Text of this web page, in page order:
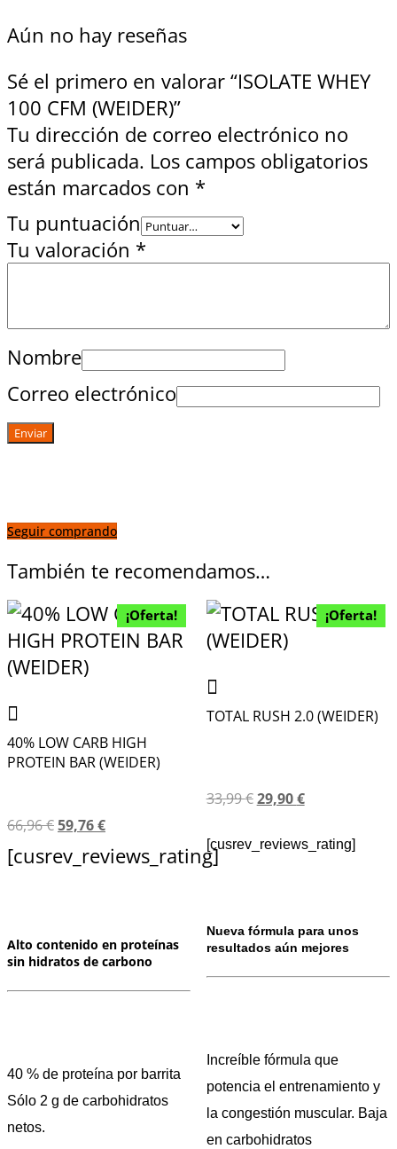
Aún no hay reseñas
Sé el primero en valorar “ISOLATE WHEY
100 CFM (WEIDER)”
Tu dirección de correo electrónico no
será publicada. Los campos obligatorios
están marcados con *
Tu puntuación
Tu valoración *
Nombre
Correo electrónico
Seguir comprando
También te recomendamos…
¡Oferta!
40% LOW CARB HIGH
PROTEIN BAR (WEIDER)
66,96€59,76€
[cusrev_reviews_rating]
Alto contenido en proteínas
sin hidratos de carbono
40 % de proteína por barrita
Sólo 2 g de carbohidratos
netos.
¡Oferta!
TOTAL RUSH 2.0 (WEIDER)
33,99€29,90€
[cusrev_reviews_rating]
Nueva fórmula para unos
resultados aún mejores
Increíble fórmula que
potencia el entrenamiento y
la congestión muscular. Baja
en carbohidratos